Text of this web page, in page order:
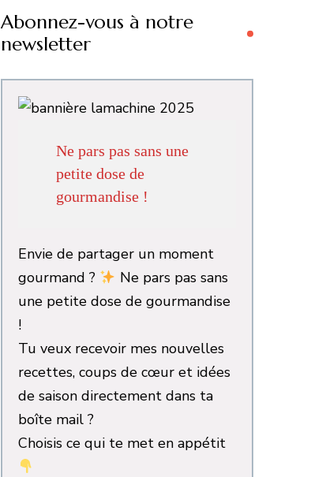
Abonnez-vous à notre
newsletter
Ne pars pas sans une
petite dose de
gourmandise !
Envie de partager un moment
gourmand ?
Ne pars pas sans
une petite dose de gourmandise
!
Tu veux recevoir mes nouvelles
recettes, coups de cœur et idées
de saison directement dans ta
boîte mail ?
Choisis ce qui te met en appétit